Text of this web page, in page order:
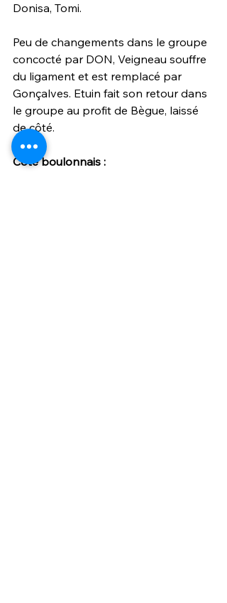
Donisa, Tomi.
Peu de changements dans le groupe
concocté par DON, Veigneau souffre
du ligament et est remplacé par
Gonçalves. Etuin fait son retour dans
le groupe au profit de Bègue, laissé
de côté.
Côté boulonnais :